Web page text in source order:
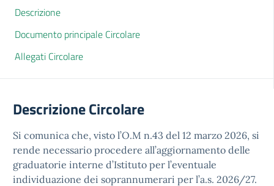
Descrizione
Documento principale Circolare
Allegati Circolare
Descrizione Circolare
Si comunica che, visto l’O.M n.43 del 12 marzo 2026, si
rende necessario procedere all’aggiornamento delle
graduatorie interne d’Istituto per l’eventuale
individuazione dei soprannumerari per l’a.s. 2026/27.